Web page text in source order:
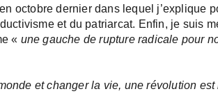
octobre dernier dans lequel j’explique
et du patriarcat. Enfin, je suis
« une gauche de rupture radicale pour
et changer la vie, une révolution est